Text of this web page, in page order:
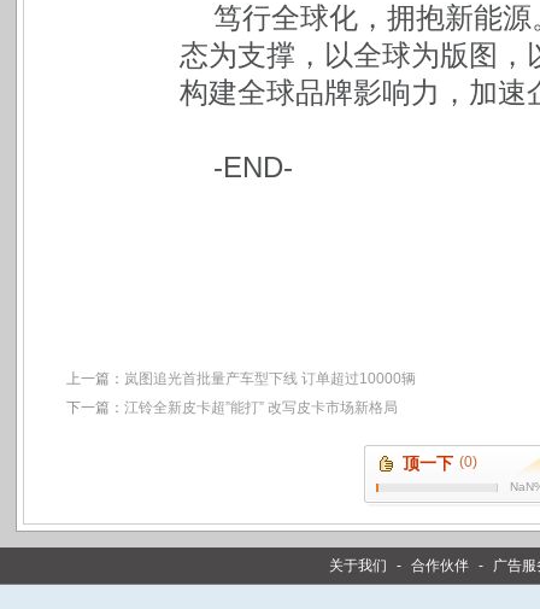
笃行全球化，拥抱新能
态为支撑，以全球为版图
构建全球品牌影响力，加速
-END-
上一篇： 岚图追光首批量产车型下线 订单超过10000辆
下一篇： 江铃全新皮卡超”能打” 改写皮卡市场新格局
顶一下 (0)
关于我们 - 合作伙伴 - 广告服